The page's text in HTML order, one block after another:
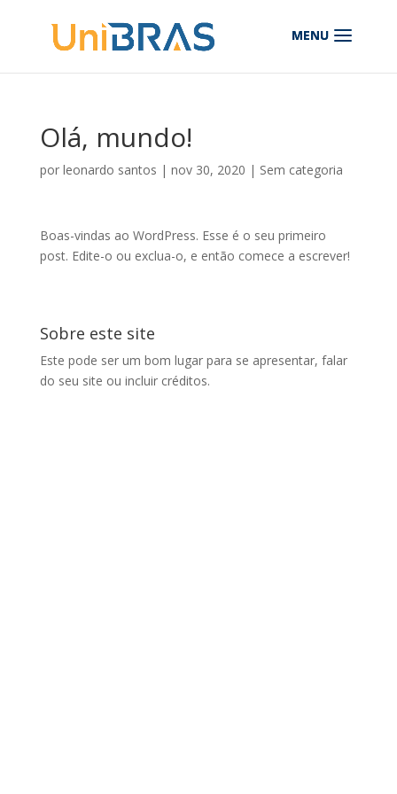
Olá, mundo!
por leonardo santos | nov 30, 2020 | Sem categoria
Boas-vindas ao WordPress. Esse é o seu primeiro
post. Edite-o ou exclua-o, e então comece a escrever!
Sobre este site
Este pode ser um bom lugar para se apresentar, falar
do seu site ou incluir créditos.